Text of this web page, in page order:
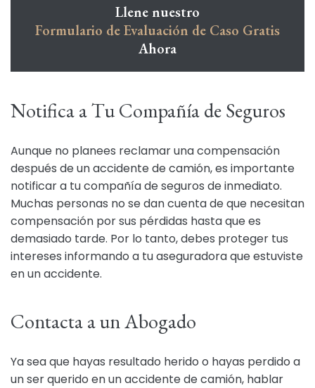
Llene nuestro
Formulario de Evaluación de Caso Gratis
Ahora
Notifica a Tu Compañía de Seguros
Aunque no planees reclamar una compensación
después de un accidente de camión, es importante
notificar a tu compañía de seguros de inmediato.
Muchas personas no se dan cuenta de que necesitan
compensación por sus pérdidas hasta que es
demasiado tarde. Por lo tanto, debes proteger tus
intereses informando a tu aseguradora que estuviste
en un accidente.
Contacta a un Abogado
Ya sea que hayas resultado herido o hayas perdido a
un ser querido en un accidente de camión, hablar